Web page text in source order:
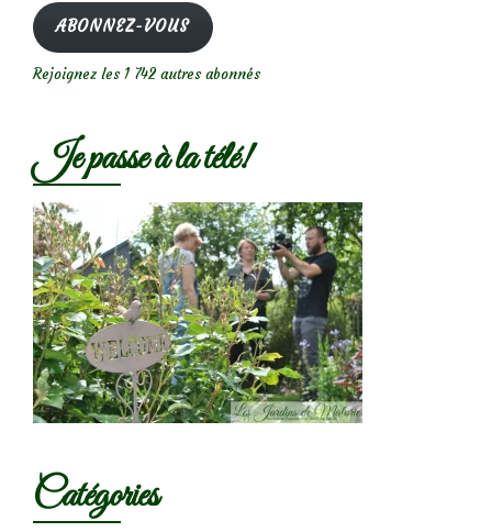
mail
ABONNEZ-VOUS
Rejoignez les 1 742 autres abonnés
Je passe à la télé!
Catégories